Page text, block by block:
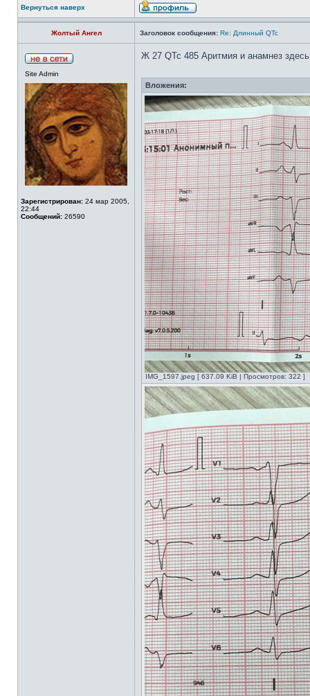
Вернуться наверх
Жолтый Ангел Заголовок сообщения: Re: Длинный QTc
Site Admin
Зарегистрирован: 24 мар 2005,
22:44
Сообщений: 26590
Ж 27 QTc 485 Аритмия и анамнез
Вложения:
IMG_1597.jpeg [ 637.09 KiB | Просмотров: 322 ]